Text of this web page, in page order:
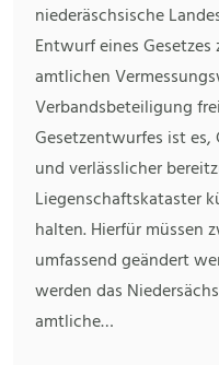
niederäschsische
Entwurf eines
amtlichen
Verbandsbeteiligung
Gesetzentwurfes ist
und verlässlicher
Liegenschaftskataster
halten. Hierfür müssen
umfassend geändert
werden das
amtliche…